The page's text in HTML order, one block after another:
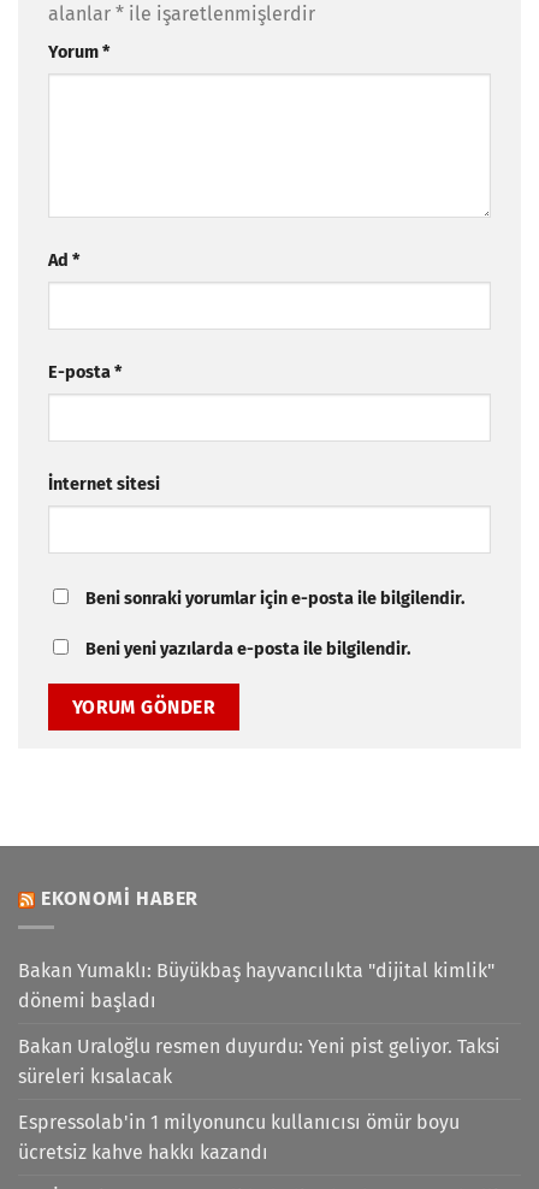
alanlar * ile işaretlenmişlerdir
Yorum*
Ad *
E-posta*
İnternet sitesi
Beni sonraki yorumlar için e-posta ile bilgilendir.
Beni yeni yazılarda e-posta ile bilgilendir.
EKONOMI HABER
Bakan Yumaklı: Büyükbaş hayvancılıkta "dijital kimlik"
dönemi başladı
Bakan Uraloğlu resmen duyurdu: Yeni pist geliyor. Taksi
süreleri kısalacak
Espressolab'in 1 milyonuncu kullanıcısı ömür boyu
ücretsiz kahve hakkı kazandı